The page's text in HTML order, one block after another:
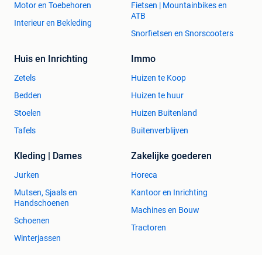
Motor en Toebehoren
Interieur en Bekleding
Fietsen | Mountainbikes en
ATB
Snorfietsen en Snorscooters
Huis en Inrichting
Zetels
Bedden
Stoelen
Tafels
Immo
Huizen te Koop
Huizen te huur
Huizen Buitenland
Buitenverblijven
Kleding | Dames
Jurken
Mutsen, Sjaals en
Handschoenen
Schoenen
Winterjassen
Zakelijke goederen
Horeca
Kantoor en Inrichting
Machines en Bouw
Tractoren